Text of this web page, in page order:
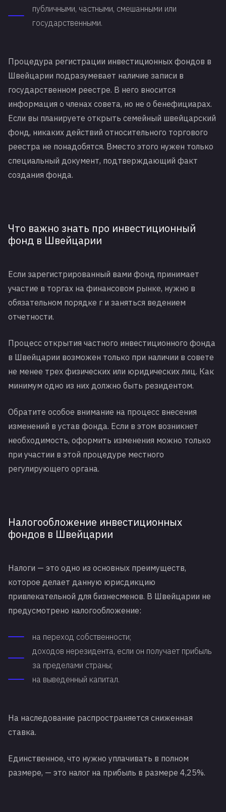
публичными, частными, смешанными или
государственными.
Процедура регистрации инвестиционных фондов в
Швейцарии подразумевает наличие записи в
государственном реестре. В него вносится
информация о членах совета, но не о бенефициарах.
Если вы планируете открыть семейный швейцарский
фонд, никаких действий относительного торгового
реестра не понадобятся. Вместо этого нужен только
специальный документ, подтверждающий факт
создания фонда.
Что важно знать про инвестиционный
фонд в Швейцарии
Если зарегистрированный вами фонд принимает
участие в торгах на финансовом рынке, нужно в
обязательном порядке г и заняться ведением
отчетности.
Процесс открытия частного инвестиционного фонда
в Швейцарии возможен только при наличии в совете
не менее трех физических или юридических лиц. Как
минимум одно из них должно быть резидентом.
Обратите особое внимание на процесс внесения
изменений в устав фонда. Если в этом возникнет
необходимость, оформить изменения можно только
при участии в этой процедуре местного
регулирующего органа.
Налогообложение инвестиционных
фондов в Швейцарии
Налоги — это одно из основных преимуществ,
которое делает данную юрисдикцию
привлекательной для бизнесменов. В Швейцарии не
предусмотрено налогообложение:
на переход собственности;
доходов нерезидента, если он получает прибыль
за пределами страны;
на выведенный капитал.
На наследование распространяется сниженная
ставка.
Единственное, что нужно уплачивать в полном
размере, — это налог на прибыль в размере 4,25%.